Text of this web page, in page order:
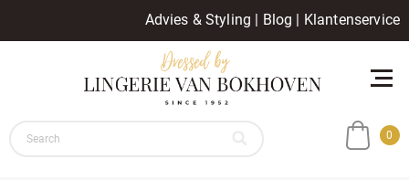
Advies & Styling | Blog | Klantenservice
0